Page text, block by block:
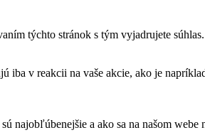
týchto stránok s tým vyjadrujete súhlas.
v reakcii na vaše akcie, ako je
najobľúbenejšie a ako sa na našom